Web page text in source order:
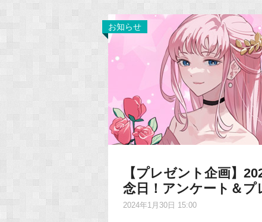
お知らせ
【プレゼント企画】
念日！アンケート＆プ
2024年1月30日 15:00